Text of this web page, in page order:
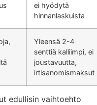
ei hyödytä
hinnanlaskuista
Yleensä 2-4
senttiä kalliimpi, ei
joustavuutta,
irtisanomismaksut
edullisin vaihtoehto